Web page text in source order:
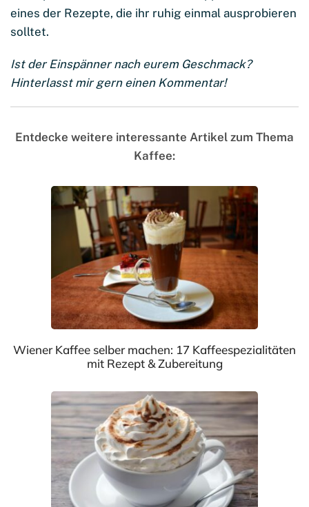
eines der Rezepte, die ihr ruhig einmal ausprobieren
solltet.
Ist der Einspänner nach eurem Geschmack?
Hinterlasst mir gern einen Kommentar!
Entdecke weitere interessante Artikel zum Thema
Kaffee:
Wiener Kaffee selber machen: 17 Kaffeespezialitäten
mit Rezept & Zubereitung